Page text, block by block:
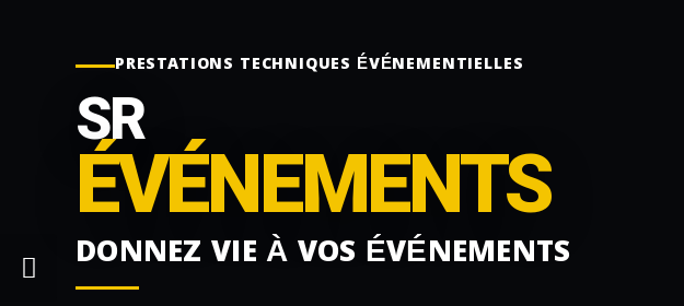
PRESTATIONS TECHNIQUES ÉVÉNEMENTIELLES
SR
ÉVÉNEMENTS
DONNEZ VIE À VOS ÉVÉNEMENTS